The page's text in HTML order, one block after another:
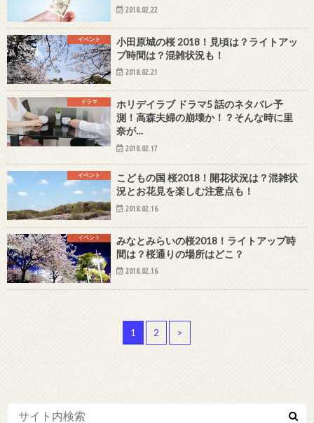
2018.02.22
イベント
小田原城の桜 2018！見頃は？ライトアッ
プ時間は？混雑状況も！
2018.02.21
ドラマ
ホリデイラブ ドラマ5 話のネタバレ予
測！高森夫婦の崩壊か！？そんな時に里
奈が…
2018.02.17
イベント
こどもの国 桜2018！開花状況は？混雑状
況とお花見を楽しむ注意点も！
2018.02.16
イベント
みなとみらいの桜2018！ライトアップ時
間は？桜通りの場所はどこ？
2018.02.16
1 2 >